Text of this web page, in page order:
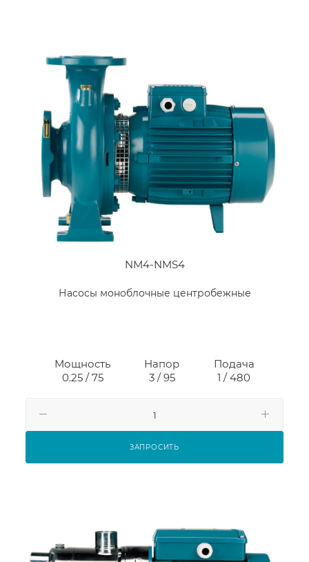
NM4-NMS4
Насосы моноблочные центробежные
Мощность
0.25 / 75
Напор
3 / 95
Подача
1 / 480
ЗАПРОСИТЬ